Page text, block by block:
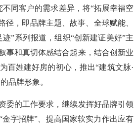
同客户的需求差异，将“拓展幸福空
，即品牌主题、故事、全球赋能、
”系列报道，组织“创新建证美好”主
事和真切体感结合起来，结合创新业
百姓建好房的初心，推出“建筑文脉·
品牌形象。
的工作要求，继续发挥好品牌引领
字招牌”、提高国家软实力作出应有